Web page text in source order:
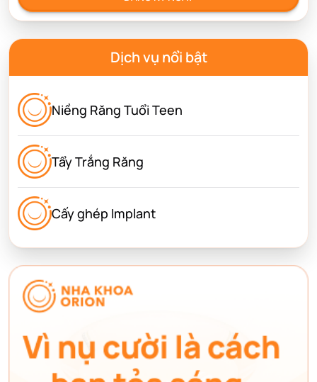
Dịch vụ nổi bật
Niềng Răng Tuổi Teen
Tẩy Trắng Răng
Cấy ghép Implant